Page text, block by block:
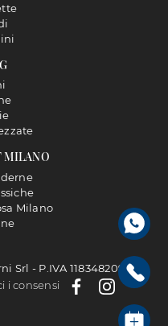
MILANO
Milano
- P.IVA 11834820968 |
i consensi